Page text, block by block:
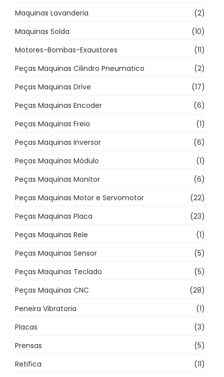
Maquinas Lavanderia
(2)
Maquinas Solda
(10)
Motores-Bombas-Exaustores
(11)
Peças Maquinas Cilindro Pneumatico
(2)
Peças Maquinas Drive
(17)
Peças Maquinas Encoder
(6)
Peças Maquinas Freio
(1)
Peças Maquinas Inversor
(6)
Peças Maquinas Módulo
(1)
Peças Maquinas Monitor
(6)
Peças Maquinas Motor e Servomotor
(22)
Peças Maquinas Placa
(23)
Peças Maquinas Rele
(1)
Peças Maquinas Sensor
(5)
Peças Maquinas Teclado
(5)
Peças Maquinas CNC
(28)
Peneira Vibratoria
(1)
Placas
(3)
Prensas
(5)
Retifica
(11)